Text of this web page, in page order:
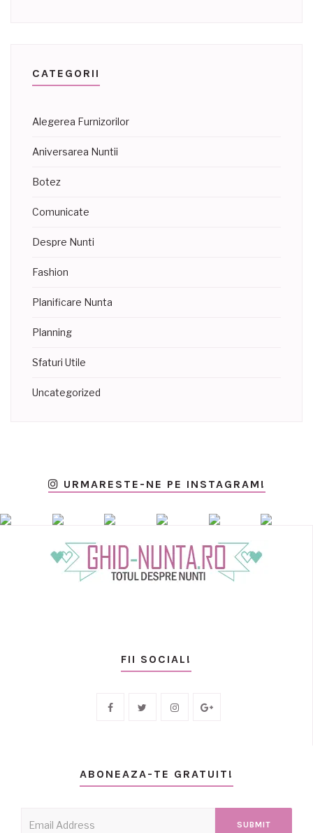
CATEGORII
Alegerea Furnizorilor
Aniversarea Nuntii
Botez
Comunicate
Despre Nunti
Fashion
Planificare Nunta
Planning
Sfaturi Utile
Uncategorized
URMARESTE-NE PE INSTAGRAM!
FII SOCIAL!
ABONEAZA-TE GRATUIT!